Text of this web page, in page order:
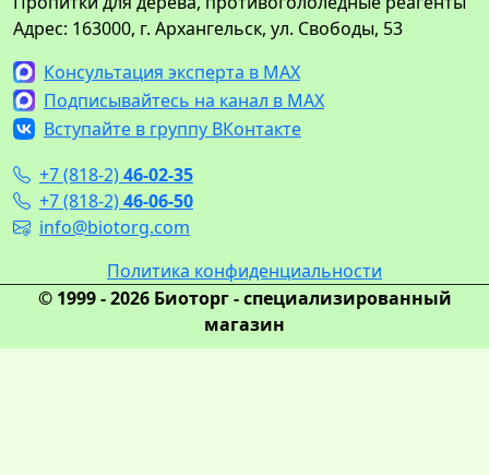
Адрес: 163000, г. Архангельск, ул. Свободы, 53
Консультация эксперта в MAX
Подписывайтесь на канал в MAX
Вступайте в группу ВКонтакте
+7 (818-2)46-02-35
+7 (818-2)46-06-50
info@biotorg.com
Политика конфиденциальности
© 1999 - 2026 Биоторг - специализированный
магазин